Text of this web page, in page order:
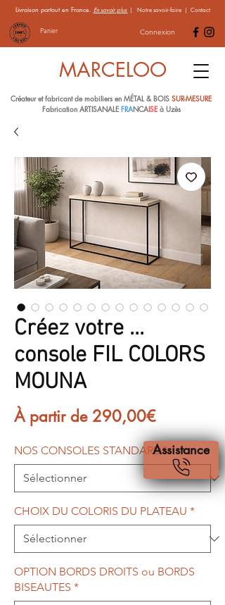
Livraison partout en France. En savoir plus | Notre savoir-faire| Contact
Panier Connexion
MARCELOO
Créateur et fabricant de mobiliers en MÉTAL & BOIS SUR-MESURE
Fabrication ARTISANALE FRANCAISEà Uzès
Créez votre ...
console FIL COLORS
MOUNA
À partir de 290,00€Prix
NOS CONSOLES STANDARDS *
CHOIX DU COLORIS DU PLATEAU *
OPTION BORDS DROITS ou BORDS
BISEAUTES *
Assistance